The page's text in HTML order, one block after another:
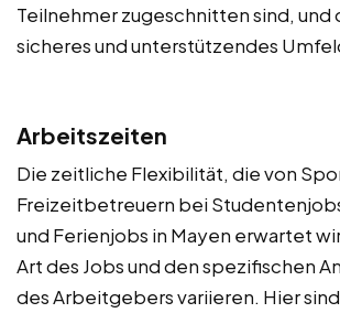
Teilnehmer zugeschnitten sind, und
sicheres und unterstützendes
Arbeitszeiten
Die zeitliche Flexibilität, die von
Freizeitbetreuern bei
und Ferienjobs in Mayen erwartet
Art des Jobs und den spezifischen
des Arbeitgebers variieren. Hier